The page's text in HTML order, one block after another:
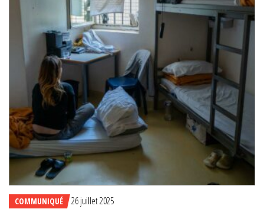
COMMUNIQUÉ 26 juillet 2025